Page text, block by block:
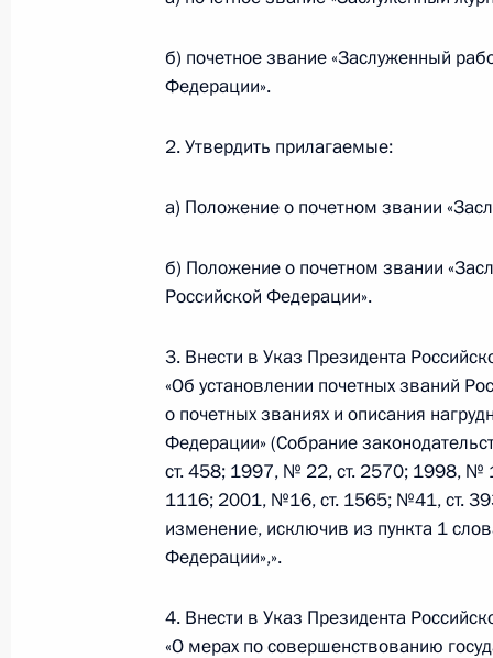
30 июля 2018 года, 10:10
Внесены изменения в статью 1080
30 июля 2018 года, 10:05
Подписан закон о ратификации
о Правилах определения страны
30 июля 2018 года, 10:00
В Семейный кодекс внесены
30 июля 2018 года, 09:55
б) почетное звание «Заслуженный
Федерации».
2. Утвердить прилагаемые:
а) Положение о почетном звании
б) Положение о почетном звании
Российской Федерации».
3. Внести в Указ Президента
«Об установлении почетных званий
о почетных званиях и описания
Федерации» (Собрание
ст. 458; 1997, № 22, ст. 2570; 1998, №
1116; 2001, №16, ст. 1565; №41, ст.
изменение, исключив из пункта 1
Федерации»,».
4. Внести в Указ Президента
«О мерах по совершенствованию